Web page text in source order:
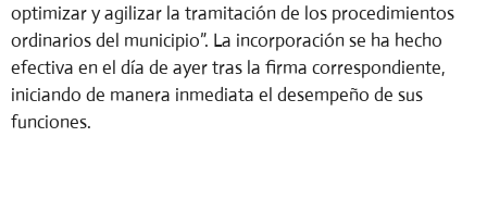
optimizar y agilizar la tramitación de los procedimientos
ordinarios del municipio”. La incorporación se ha hecho
efectiva en el día de ayer tras la firma correspondiente,
iniciando de manera inmediata el desempeño de sus
funciones.